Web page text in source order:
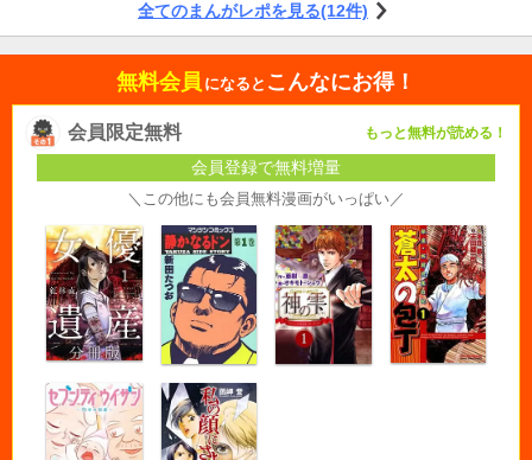
全てのまんがレポを見る(12件)
無料会員 になると こんなにお得！
会員限定無料 もっと無料が読める！
会員登録で無料増量
＼この他にも会員無料漫画がいっぱい／